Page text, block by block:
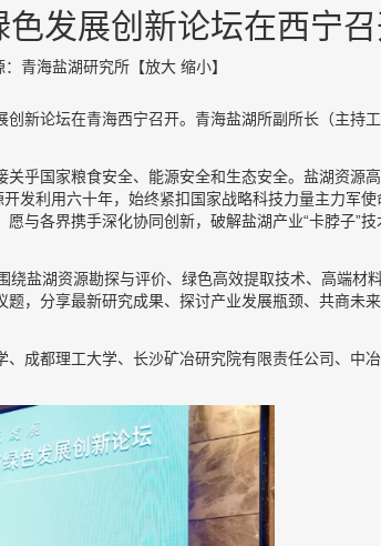
发展创新论坛在西宁
：青海盐湖研究所 【放大 缩小】
新论坛在青海西宁召开。青海盐湖所副所长（主持
乎国家粮食安全、能源安全和生态安全。盐湖资源
发利用六十年，始终紧扣国家战略科技力量主力军使
与各界携手深化协同创新，破解盐湖产业“卡脖子”技
盐湖资源勘探与评价、绿色高效提取技术、高端材
，分享最新研究成果、探讨产业发展瓶颈、共商未
成都理工大学、长沙矿冶研究院有限责任公司、中